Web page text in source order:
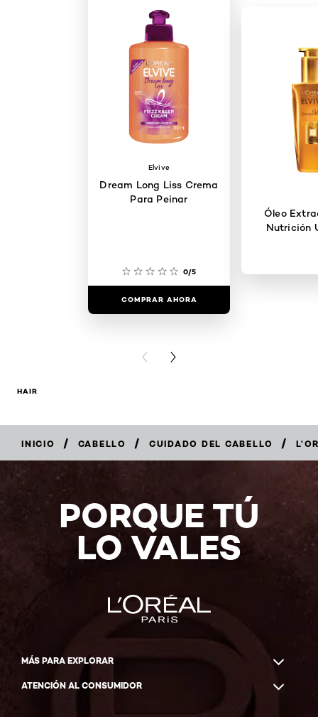
Elvive
Dream Long Liss Crema
Para Peinar
0/5
COMPRAR AHORA
Óleo
Nutrición
PREVIOUS CARD
NEXT CARD
HAIR
INICIO / CABELLO / CUIDADO DEL CABELLO /
AHORA
PORQUE TÚ
LO VALES
MÁS PARA EXPLORAR
ATENCIÓN AL CONSUMIDOR